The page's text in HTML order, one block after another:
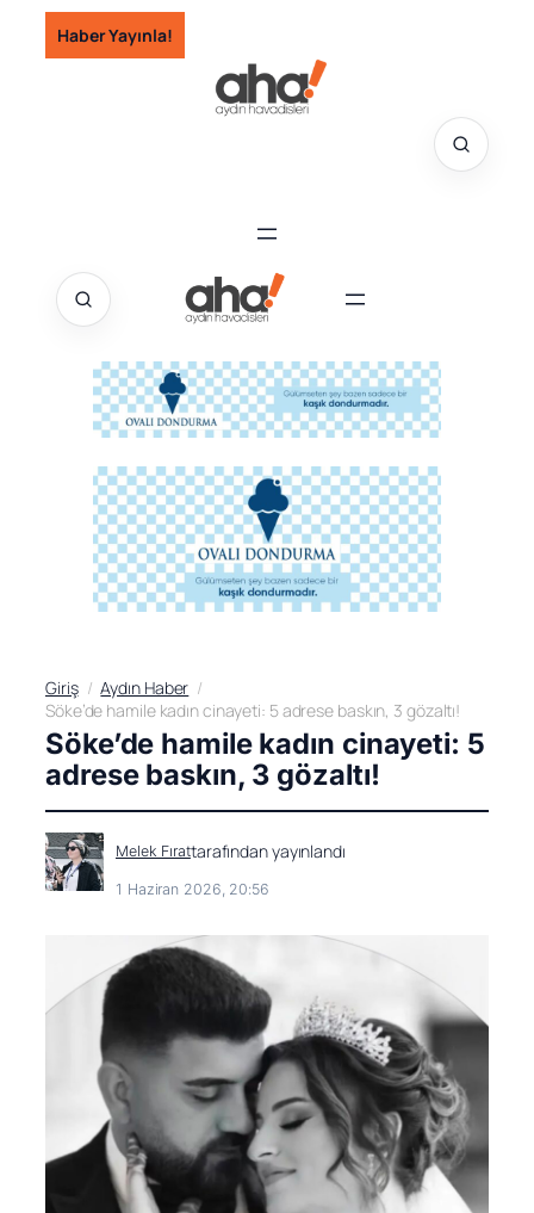
İçeriğe
geç
Haber Yayınla!
Giriş
Aydın Haber
Söke’de hamile kadın cinayeti: 5 adrese baskın, 3 gözaltı!
Söke’de hamile kadın cinayeti: 5
adrese baskın, 3 gözaltı!
Melek Fırattarafından yayınlandı
1 Haziran 2026, 20:56